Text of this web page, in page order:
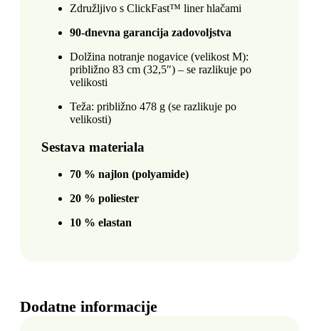
Združljivo s ClickFast™ liner hlačami
90-dnevna garancija zadovoljstva
Dolžina notranje nogavice (velikost M):
približno 83 cm (32,5″) – se razlikuje po
velikosti
Teža: približno 478 g (se razlikuje po
velikosti)
Sestava materiala
70 % najlon (polyamide)
20 % poliester
10 % elastan
Dodatne informacije